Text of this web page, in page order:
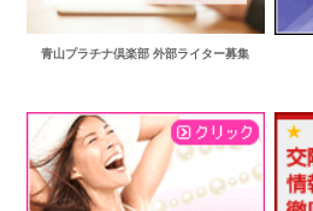
青山プラチナ倶楽部 外部ライター募集